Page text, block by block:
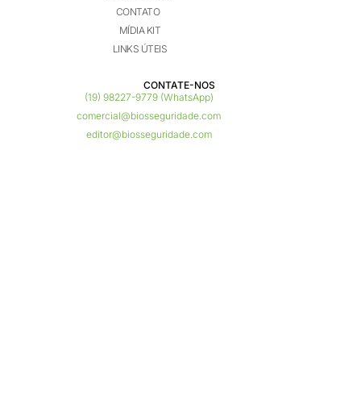
CONTATO
MÍDIA KIT
LINKS ÚTEIS
CONTATE-NOS ​
(19) 98227-9779 (WhatsApp)
comercial@biosseguridade.com
editor@biosseguridade.com